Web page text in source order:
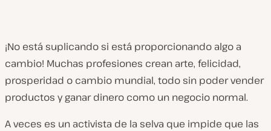
¡No está suplicando si está proporcionando algo a
cambio! Muchas profesiones crean arte, felicidad,
prosperidad o cambio mundial, todo sin poder vender
productos y ganar dinero como un negocio normal.
A veces es un activista de la selva que impide que las